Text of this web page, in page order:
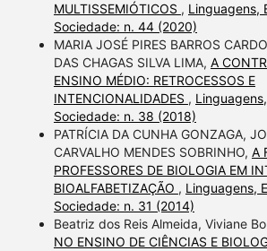
MULTISSEMIÓTICOS , Linguagens,
Sociedade: n. 44 (2020)
MARIA JOSÉ PIRES BARROS
DAS CHAGAS SILVA LIMA, A
ENSINO MÉDIO: RETROCESSOS E
INTENCIONALIDADES ,
Sociedade: n. 38 (2018)
PATRÍCIA DA CUNHA GONZAGA,
CARVALHO MENDES SOBRINHO, A
PROFESSORES DE BIOLOGIA EM
BIOALFABETIZAÇÃO , Linguagens,
Sociedade: n. 31 (2014)
Beatriz dos Reis Almeida, Viviane
NO ENSINO DE CIÊNCIAS E